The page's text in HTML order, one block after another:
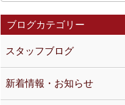
ブログカテゴリー
スタッフブログ
新着情報・お知らせ